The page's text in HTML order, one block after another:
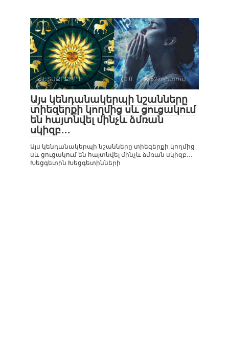
ՀԵՏԱՔՐՔԻՐ Է 0 527դիտում
Այս կենդանակերպի նշանները
տիեզերքի կողմից սև ցուցակում
են հայտնվել մինչև ձմռան
սկիզբ․․․
Այս կենդանակերպի նշանները տիեզերքի կողմից
սև ցուցակում են հայտնվել մինչև ձմռան սկիզբ․․․
Խեցգետին Խեցգետինների